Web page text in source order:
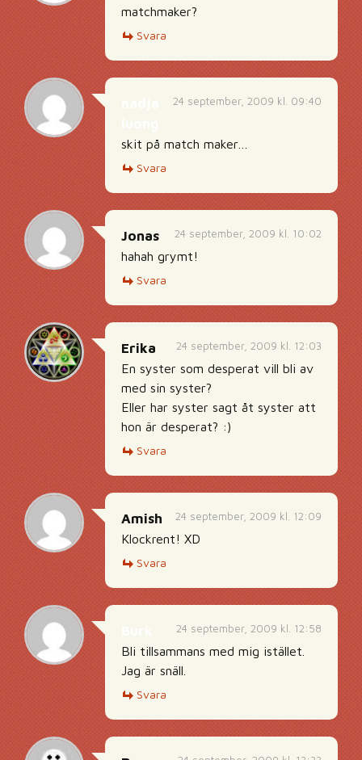
matchmaker?
Svara
24 september, 2009 kl. 09:40
skit på match maker…
Svara
24 september, 2009 kl. 10:02
Jonas
hahah grymt!
Svara
24 september, 2009 kl. 12:03
Erika
En syster som desperat vill bli av
med sin syster?
Eller har syster sagt åt syster att
hon är desperat? :)
Svara
24 september, 2009 kl. 12:09
Amish
Klockrent! XD
Svara
24 september, 2009 kl. 12:58
Bli tillsammans med mig istället.
Jag är snäll.
Svara